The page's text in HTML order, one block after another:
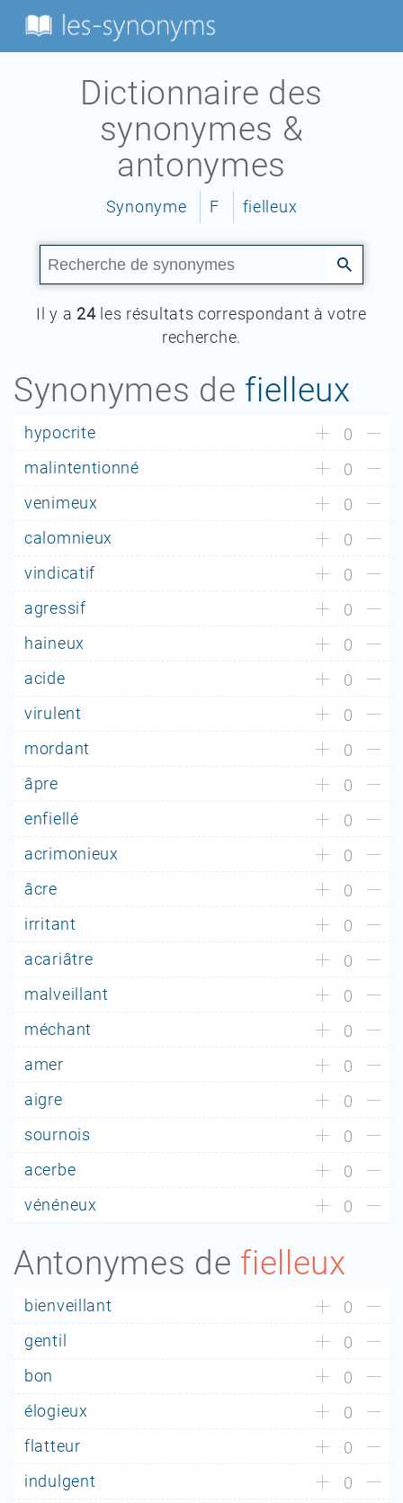
Dictionnaire des
synonymes &
antonymes
Synonyme F fielleux
Il y a 24les résultats correspondant à votre
recherche.
Synonymes de fielleux
hypocrite
0
malintentionné
0
venimeux
0
calomnieux
0
vindicatif
0
agressif
0
haineux
0
acide
0
virulent
0
mordant
0
âpre
0
enfiellé
0
acrimonieux
0
âcre
0
irritant
0
acariâtre
0
malveillant
0
méchant
0
amer
0
aigre
0
sournois
0
acerbe
0
vénéneux
0
Antonymes de fielleux
bienveillant
0
gentil
0
bon
0
élogieux
0
flatteur
0
indulgent
0